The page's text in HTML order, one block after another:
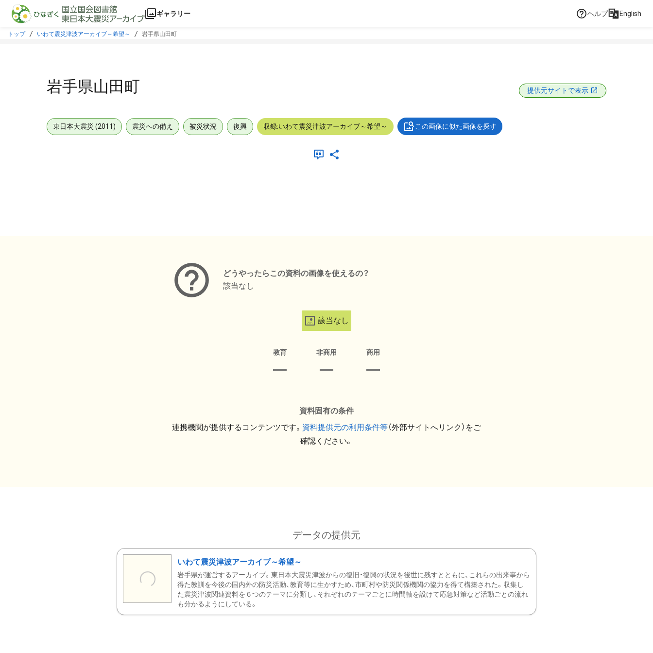
本文に飛ぶ
ギャラリー ヘルプ English
トップ いわて震災津波アーカイブ～希望～ 岩手県山田町
岩手県山田町 提供元サイトで表示
東日本大震災 (2011) 震災への備え 被災状況 復興 収録:いわて震災津波アーカイブ～希望～ この画像に似た画像を探す
どうやったらこの資料の画像を使えるの？
該当なし
該当なし
教育 非商用 商用
資料固有の条件
連携機関が提供するコンテンツです。 資料提供元の利用条件等（外部サイトへリンク）をご
確認ください。
データの提供元
いわて震災津波アーカイブ～希望～
岩手県が運営するアーカイブ。東日本大震災津波からの復旧・復興の状況を後世に残すとともに、これらの出来事から
得た教訓を今後の国内外の防災活動、教育等に生かすため、市町村や防災関係機関の協力を得て構築された。収集し
た震災津波関連資料を６つのテーマに分類し、それぞれのテーマごとに時間軸を設けて応急対策など活動ごとの流れ
も分かるようにしている。